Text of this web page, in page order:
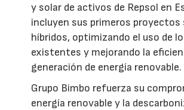
y solar de activos de Repsol en
incluyen sus primeros proyectos
híbridos, optimizando el uso de
existentes y mejorando la
generación de energía renovable.
Grupo Bimbo refuerza su
energía renovable y la